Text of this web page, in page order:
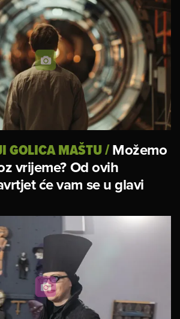
GOLICA MAŠTU/Možemo
vrijeme? Od ovih
će vam se u glavi